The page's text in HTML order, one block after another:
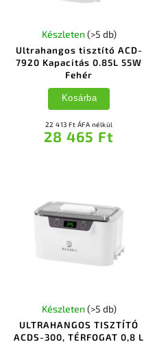
Ultrahangos tisztító ACD-
7920 Kapacitás 0.85L 55W
Fehér
Készleten (>5 db)
22 413 Ft ÁFA nélkül
28 465 Ft
Kosárba
ULTRAHANGOS TISZTÍTÓ
ACDS-300, TÉRFOGAT 0,8 L
Készleten (>5 db)